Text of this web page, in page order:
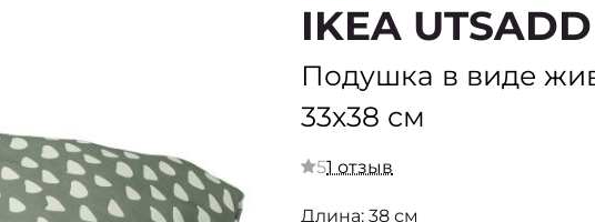
IKEA
Подушка в виде
33x38 см
51 отзыв
Длина: 38 см